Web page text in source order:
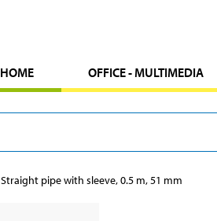
HOME OFFICE - MULTIMEDIA
Straight pipe with sleeve, 0.5 m, 51 mm